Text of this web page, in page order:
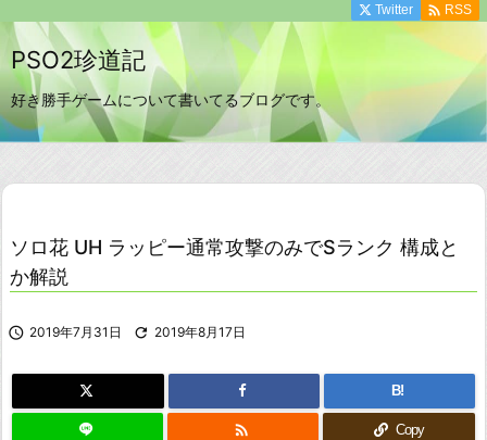
PSO2珍道記
好き勝手ゲームについて書いてるブログです。
Twitter  RSS
ソロ花 UH ラッピー通常攻撃のみでSランク 構成と
か解説
 2019年7月31日  2019年8月17日
B!
 Copy